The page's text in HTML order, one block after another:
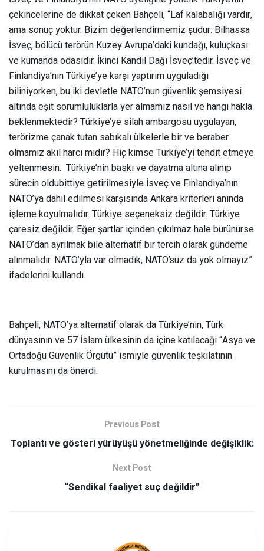
çekincelerine de dikkat çeken Bahçeli, “Laf kalabalığı vardır,
ama sonuç yoktur. Bizim değerlendirmemiz şudur: Bilhassa
İsveç, bölücü terörün Kuzey Avrupa’daki kundağı, kuluçkası
ve kumanda odasıdır. İkinci Kandil Dağı İsveç’tedir. İsveç ve
Finlandiya’nın Türkiye’ye karşı yaptırım uyguladığı
biliniyorken, bu iki devletle NATO’nun güvenlik şemsiyesi
altında eşit sorumluluklarla yer almamız nasıl ve hangi hakla
beklenmektedir? Türkiye’ye silah ambargosu uygulayan,
terörizme çanak tutan sabıkalı ülkelerle bir ve beraber
olmamız akıl harcı mıdır? Hiç kimse Türkiye’yi tehdit etmeye
yeltenmesin. Türkiye’nin baskı ve dayatma altına alınıp
sürecin oldubittiye getirilmesiyle İsveç ve Finlandiya’nın
NATO’ya dahil edilmesi karşısında Ankara kriterleri anında
işleme koyulmalıdır. Türkiye seçeneksiz değildir. Türkiye
çaresiz değildir. Eğer şartlar içinden çıkılmaz hale bürünürse
NATO’dan ayrılmak bile alternatif bir tercih olarak gündeme
alınmalıdır. NATO’yla var olmadık, NATO’suz da yok olmayız”
ifadelerini kullandı.
Bahçeli, NATO’ya alternatif olarak da Türkiye’nin, Türk
dünyasının ve 57 İslam ülkesinin da içine katılacağı “Asya ve
Ortadoğu Güvenlik Örgütü” ismiyle güvenlik teşkilatının
kurulmasını da önerdi.
Previous Post
Toplantı ve gösteri yürüyüşü yönetmeliğinde değişiklik:
Next Post
“Sendikal faaliyet suç değildir”